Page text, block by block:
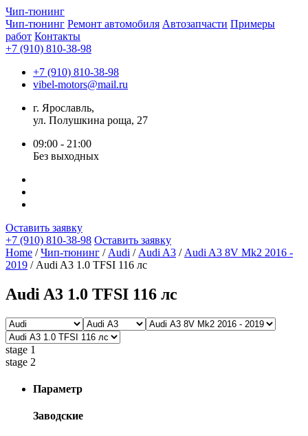
Чип-тюнинг
Чип-тюнинг Ремонт автомобиля Автозапчасти Примеры
работ Контакты
+7 (910) 810-38-98
+7 (910) 810-38-98
vibel-motors@mail.ru
г. Ярославль,
ул. Полушкина роща, 27
09:00 - 21:00
Без выходных
Оставить заявку
+7 (910) 810-38-98 Оставить заявку
Home /Чип-тюнинг / Audi / Audi A3 / Audi A3 8V Mk2 2016 -
2019 / Audi A3 1.0 TFSI 116 лс
Audi A3 1.0 TFSI 116 лс
stage 1
stage 2
Параметр
Заводские